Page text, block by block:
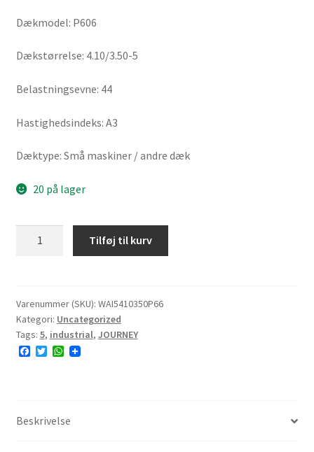
Dækmodel: P606
Dækstørrelse: 4.10/3.50-5
Belastningsevne: 44
Hastighedsindeks: A3
Dæktype: Små maskiner / andre dæk
20 på lager
44A3
4PR
TL
NHS
Tilføj til kurv
Varenummer (SKU): WAI5410350P66
Kategori: Uncategorized
Tags: 5, industrial, JOURNEY
F
o
T
r
W
p
Beskrivelse